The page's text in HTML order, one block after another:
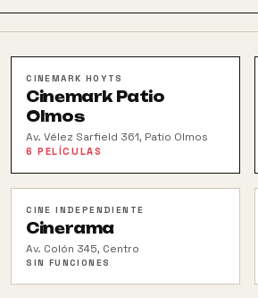
CINEMARK HOYTS
Cinemark Patio
Olmos
Av. Vélez Sarfield 361, Patio Olmos
6 PELÍCULAS
CINE INDEPENDIENTE
Cinerama
Av. Colón 345, Centro
SIN FUNCIONES